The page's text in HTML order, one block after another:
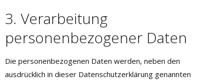
3. Verarbeitung
personenbezogener Daten
Die personenbezogenen Daten werden, neben den
ausdrücklich in dieser Datenschutzerklärung genannten